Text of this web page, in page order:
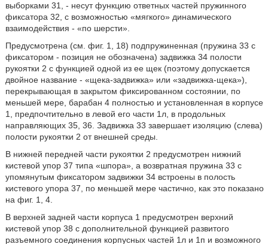
выборками 31, - несут функцию ответных частей пружинного
фиксатора 32, с возможностью «мягкого» динамического
взаимодействия - «по шерсти».
Предусмотрена (см. фиг. 1, 18) подпружиненная (пружина 33 с
фиксатором - позиция не обозначена) задвижка 34 полости
рукоятки 2 с функцией одной из ее щек (поэтому допускается
двойное название - «щека-задвижка» или «задвижка-щека»),
перекрывающая в закрытом фиксированном состоянии, по
меньшей мере, барабан 4 полностью и установленная в корпусе
1, предпочтительно в левой его части 1л, в продольных
направляющих 35, 36. Задвижка 33 завершает изоляцию (слева)
полости рукоятки 2 от внешней среды.
В нижней передней части рукоятки 2 предусмотрен нижний
кистевой упор 37 типа «шпора», а возвратная пружина 33 с
упомянутым фиксатором задвижки 34 встроены в полость
кистевого упора 37, по меньшей мере частично, как это показано
на фиг. 1, 4.
В верхней задней части корпуса 1 предусмотрен верхний
кистевой упор 38 с дополнительной функцией развитого
разъемного соединения корпусных частей 1л и 1п и возможного